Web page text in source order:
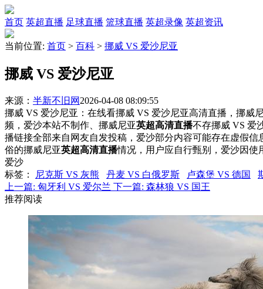
首页 英超直播 足球直播 篮球直播 英超录像 英超资讯
当前位置: 首页 > 百科 > 挪威 VS 爱沙尼亚
挪威 VS 爱沙尼亚
来源： 半新不旧网 2026-04-08 08:09:55
挪威 VS 爱沙尼亚：在线看挪威 VS 爱沙尼亚高清直播，挪威
频，爱沙本站不制作、挪威尼亚英超高清直播不存挪威 VS 爱
播链接全部来自网友自发投稿，爱沙部分内容可能存在虚假
俗的挪威尼亚英超高清直播情况，用户应自行甄别，爱沙因
爱沙
标签 ： 尼克斯 VS 灰熊 丹麦 VS 白俄罗斯 卢森堡 VS 德国
上一篇: 匈牙利 VS 爱尔兰 下一篇: 森林狼 VS 国王
推荐阅读